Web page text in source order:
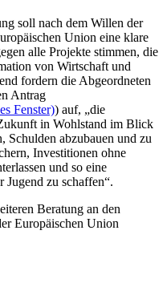
soll nach dem Willen der
Union eine klare
alle Projekte stimmen, die
von Wirtschaft und
fordern die Abgeordneten
Antrag
Fenster)) auf, „die
in Wohlstand im Blick
Schulden abzubauen und zu
Investitionen ohne
und so eine
Jugend zu schaffen“.
Beratung an den
Europäischen Union